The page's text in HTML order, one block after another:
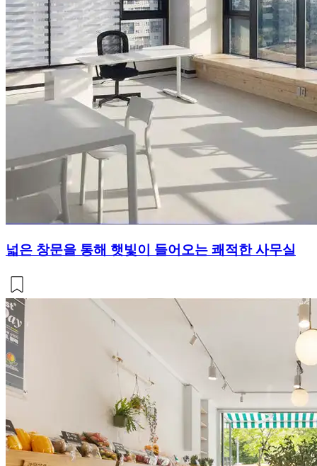
넓은 창문을 통해 햇빛이 들어오는 쾌적한 사무실